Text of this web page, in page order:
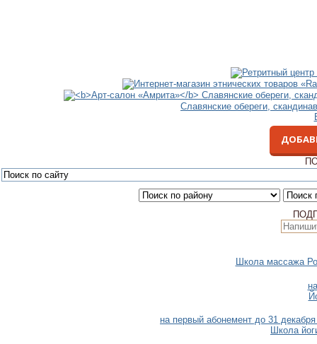
Славянские обереги,
Школа массажа
на первый абонемент до 31
Школа